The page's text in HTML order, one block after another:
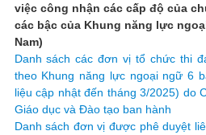
việc công nhận các cấp độ của
các bậc của Khung năng lực
Nam)
Danh sách các đơn vị tổ chức thi
theo Khung năng lực ngoại ngữ 6
liệu cập nhật đến tháng 3/2025) do
Giáo dục và Đào tạo ban hành
Danh sách đơn vị được phê duyệt